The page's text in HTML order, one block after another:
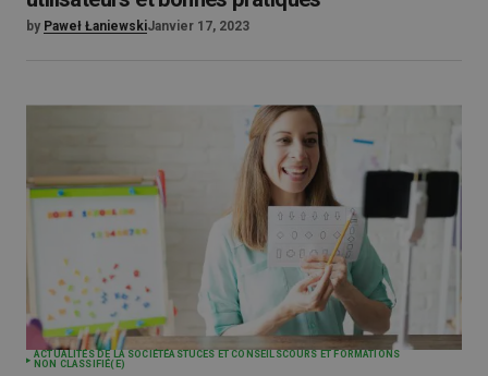
by Paweł ŁaniewskiJanvier 17, 2023
ACTUALITÉS DE LA SOCIÉTÉASTUCES ET CONSEILSCOURS ET FORMATIONS
NON CLASSIFIÉ(E)